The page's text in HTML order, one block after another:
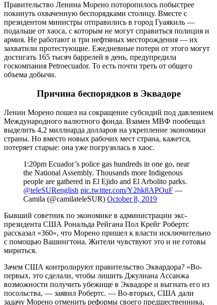
Правительство Ленина Морено поторопилось побыстрее
покинуть охваченную беспорядками столицу. Вместе с
президентом министры отправились в город Гуаякиль —
подальше от хаоса, с которым не могут справиться полиция и
армия. Не работают и три нефтяных месторождения — их
захватили протестующие. Ежедневные потери от этого могут
достигать 165 тысяч баррелей в день, предупредила
госкомпания Petroecuador. То есть почти треть от общего
объема добычи.
Причина беспорядков в Эквадоре
Ленин Морено пошел на сокращение субсидий под давлением
Международного валютного фонда. Взамен МВФ пообещал
выделить 4,2 миллиарда долларов на укрепление экономики
страны. Но вместо новых рабочих мест страна, кажется,
потеряет старые: она уже погрузилась в хаос.
1:20pm Ecuador’s police gas hundreds in one go, near
the National Assembly. Thousands more Indigenous
people are gathered in El Ejido and El Arbolito parks.
@teleSURenglish pic.twitter.com/Y2hk8APOuF —
Camila (@camilateleSUR) October 8, 2019
Бывший советник по экономике в администрации экс-
президента США Рональда Рейгана Пол Крейг Робертс
рассказал «360», что Морено пришел к власти исключительно
с помощью Вашингтона. Жители чувствуют это и не готовы
мириться.
Зачем США контролируют правительство Эквардора? «Во-
первых, это сделали, чтобы лишить Джулиана Ассанжа
возможности получить убежище в Эквадоре и выгнать его из
посольства, — заявил Робертс. — Во-вторых, США дали
задачу Морено отменить реформы своего предшественника,